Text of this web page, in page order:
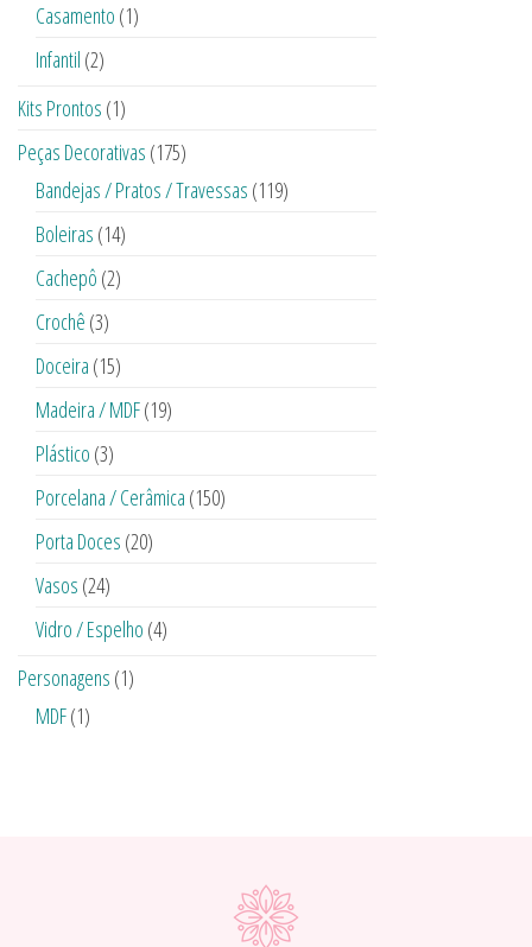
Casamento (1)
Infantil (2)
Kits Prontos (1)
Peças Decorativas (175)
Bandejas / Pratos / Travessas (119)
Boleiras (14)
Cachepô (2)
Crochê (3)
Doceira (15)
Madeira / MDF(19)
Plástico (3)
Porcelana / Cerâmica (150)
Porta Doces (20)
Vasos (24)
Vidro / Espelho (4)
Personagens (1)
MDF(1)